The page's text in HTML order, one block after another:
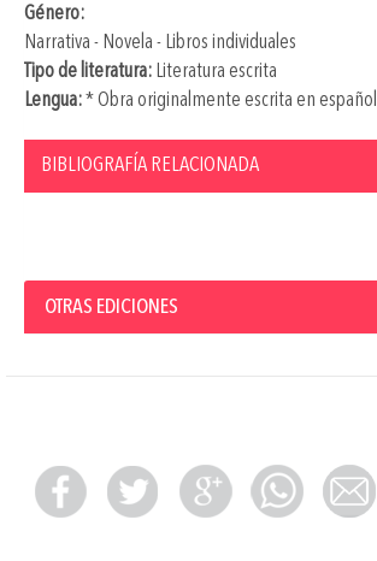
Género:
Narrativa - Novela - Libros individuales
Tipo de literatura: Literatura escrita
Lengua:* Obra originalmente escrita en español
BIBLIOGRAFÍA RELACIONADA
OTRAS EDICIONES